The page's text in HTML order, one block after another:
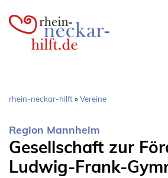
zum
Pfadnavigation
rhein-neckar-hilft Vereine
Region Mannheim
Gesellschaft zur
Ludwig-Frank-